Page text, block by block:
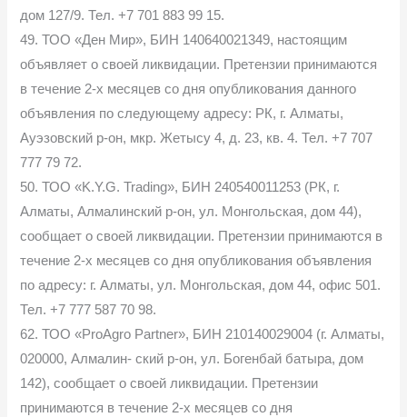
дом 127/9. Тел. +7 701 883 99 15.
49. ТОО «Ден Мир», БИН 140640021349, настоящим
объявляет о своей ликвидации. Претензии принимаются
в течение 2-х месяцев со дня опубликования данного
объявления по следующему адресу: РК, г. Алматы,
Ауэзовский р-он, мкр. Жетысу 4, д. 23, кв. 4. Тел. +7 707
777 79 72.
50. ТОО «K.Y.G. Trading», БИН 240540011253 (РК, г.
Алматы, Алмалинский р-он, ул. Монгольская, дом 44),
сообщает о своей ликвидации. Претензии принимаются в
течение 2-х месяцев со дня опубликования объявления
по адресу: г. Алматы, ул. Монгольская, дом 44, офис 501.
Тел. +7 777 587 70 98.
62. ТОО «ProAgro Partner», БИН 210140029004 (г. Алматы,
020000, Алмалин- ский р-он, ул. Богенбай батыра, дом
142), сообщает о своей ликвидации. Претензии
принимаются в течение 2-х месяцев со дня